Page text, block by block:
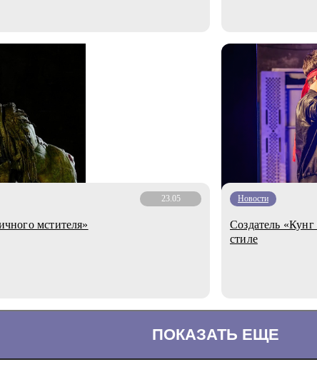
23.05
мстителя»
Новости
Создатель
стиле
ПОКАЗАТЬ ЕЩЕ